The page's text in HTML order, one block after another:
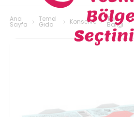
Ana
Sayfa
Temel
Gıda Konserve Ton
Balığı